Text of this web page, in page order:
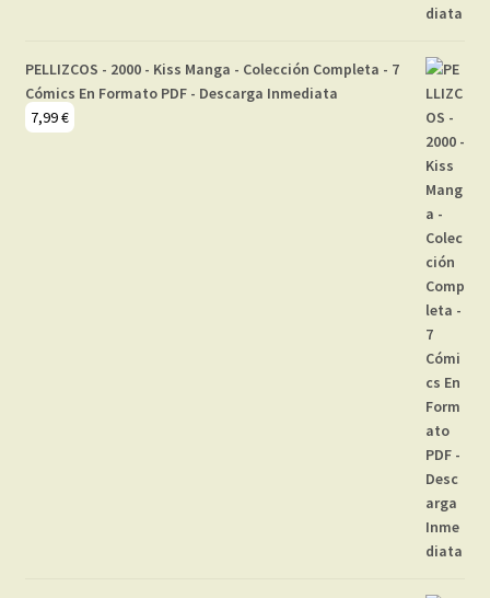
PELLIZCOS - 2000 - Kiss Manga - Colección Completa - 7
Cómics En Formato PDF - Descarga Inmediata
7,99€